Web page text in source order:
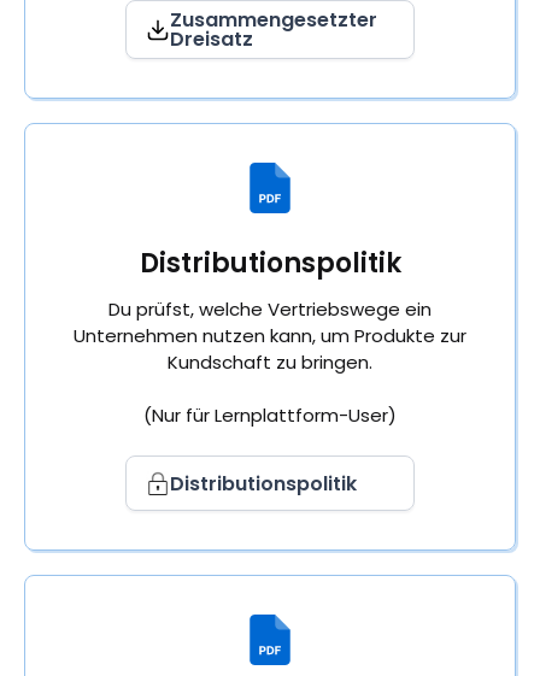
Zusammengesetzter
Dreisatz
Distributionspolitik
Du prüfst, welche Vertriebswege ein
Unternehmen nutzen kann, um Produkte zur
Kundschaft zu bringen.
(Nur für Lernplattform-User)
Distributionspolitik